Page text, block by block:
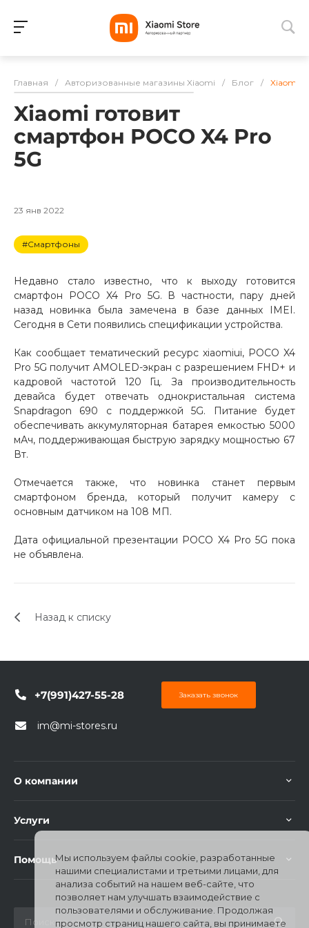
Разбейте
оплатуна части
без переплат
График платежей
Сегодня
Добавляйте товары
в корзину
Оплачивайте сегодня только
25% картой любого банка
Оставшиеся 75 % будут
списываться
с вашей карты
по25% каждые 2 недели
Подробнее
25
8 800 302-02-51
Главная / Авторизованные магазины Xiaomi / Блог / Xiaomi
Xiaomi готовит
смартфон POCO X4 Pro
5G
23 янв 2022
#Смартфоны
Недавно стало известно, что к выходу готовится
смартфон POCO X4 Pro 5G. В частности, пару дней
назад новинка была замечена в базе данных IMEI.
Сегодня в Сети появились спецификации устройства.
Как сообщает тематический ресурс xiaomiui, POCO X4
Pro 5G получит AMOLED-экран с разрешением FHD+ и
кадровой частотой 120 Гц. За производительность
девайса будет отвечать однокристальная система
Snapdragon 690 с поддержкой 5G. Питание будет
обеспечивать аккумуляторная батарея емкостью 5000
мАч, поддерживающая быструю зарядку мощностью 67
Вт.
Отмечается также, что новинка станет первым
смартфоном бренда, который получит камеру с
основным датчиком на 108 МП.
Дата официальной презентации POCO X4 Pro 5G пока
не объявлена.
Назад к списку
+7(991)427-55-28 Заказать звонок
im@mi-stores.ru
О компании
Услуги
ПомощьМы используем файлы cookie, разработанные
нашими специалистами и третьими лицами, для
анализа событий на нашем веб-сайте, что
позволяет нам улучшать взаимодействие с
пользователями и обслуживание. Продолжая
просмотр страниц нашего сайта, вы принимаете